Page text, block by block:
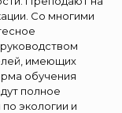
Со многими
имеющих
обучения
полное
экологии и